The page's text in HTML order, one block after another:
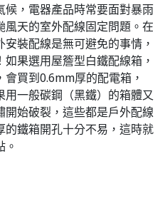
，電器產品時常要面對暴雨
天的室外配線固定問題。在
裝配線是無可避免的事情，
果選用屋簷型白鐵配線箱，
買到0.6mm厚的配電箱，
一般碳鋼（黑鐵）的箱體又
始破裂，這些都是戶外配線
鐵箱開孔十分不易，這時就